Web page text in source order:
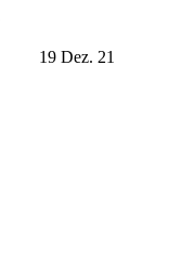
19 Dez. 21